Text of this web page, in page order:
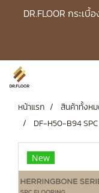
DR.FLOOR กระเ
หน้าแรก สินค้าทั้งห
DF-H50-B94
New